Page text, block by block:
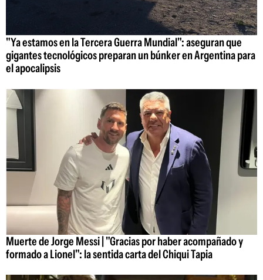
"Ya estamos en la Tercera Guerra Mundial": aseguran que
gigantes tecnológicos preparan un búnker en Argentina para
el apocalipsis
Muerte de Jorge Messi | "Gracias por haber acompañado y
formado a Lionel": la sentida carta del Chiqui Tapia